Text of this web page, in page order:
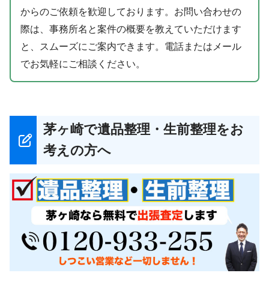
からのご依頼を歓迎しております。お問い合わせの
際は、事務所名と案件の概要を教えていただけます
と、スムーズにご案内できます。電話またはメール
でお気軽にご相談ください。
茅ヶ崎で遺品整理・生前整理をお
考えの方へ